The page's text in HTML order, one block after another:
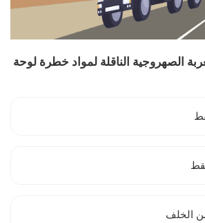
الصهروجية الناقلة لمواد خطرة لوحة
الخلف